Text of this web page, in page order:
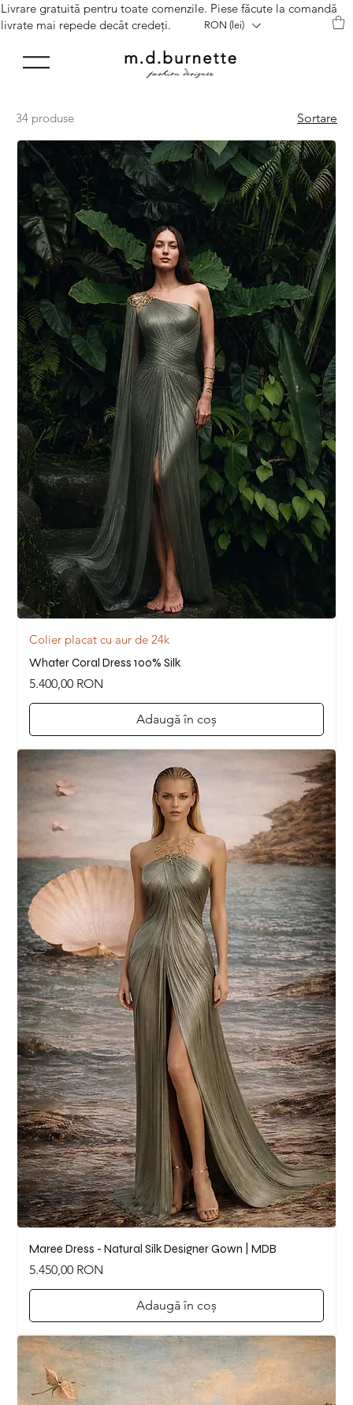
RON (lei)
Livrare gratuită pentru toate comenzile. Piese făcute la comandă
livrate mai repede decât credeți.
34 produse Sortare
Colier placat cu aur de 24k
Whater Coral Dress 100% Silk
Preț
5.400,00 RON
Adaugă în coș
Maree Dress - Natural Silk Designer Gown | MDB
Preț
5.450,00 RON
Adaugă în coș